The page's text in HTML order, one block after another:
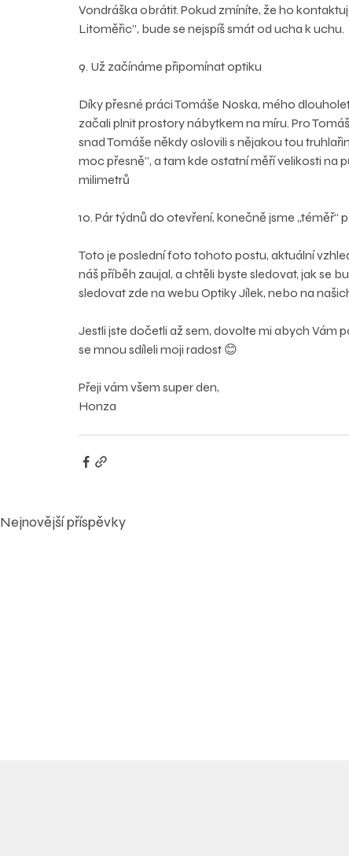
Vondráška obrátit. Pokud zmíníte, že ho
Litoměřic”, bude se nejspíš smát od ucha k uchu.
9. Už začínáme připomínat optiku
Díky přesné práci Tomáše Noska, mého
začali plnit prostory nábytkem na míru. Pro
snad Tomáše někdy oslovili s nějakou tou
moc přesně”, a tam kde ostatní měří velikosti na
milimetrů
10. Pár týdnů do otevření, konečně jsme „téměř“
Toto je poslední foto tohoto postu, aktuální
náš příběh zaujal, a chtěli byste sledovat, jak se
sledovat zde na webu Optiky Jílek, nebo na
Jestli jste dočetli až sem, dovolte mi abych Vám
se mnou sdíleli moji radost 😊
Přeji vám všem super den,
Honza
Nejnovější příspěvky